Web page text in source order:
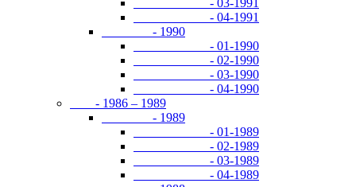
- 03-1991
- 04-1991
- 1990
- 01-1990
- 02-1990
- 03-1990
- 04-1990
- 1986 – 1989
- 1989
- 01-1989
- 02-1989
- 03-1989
- 04-1989